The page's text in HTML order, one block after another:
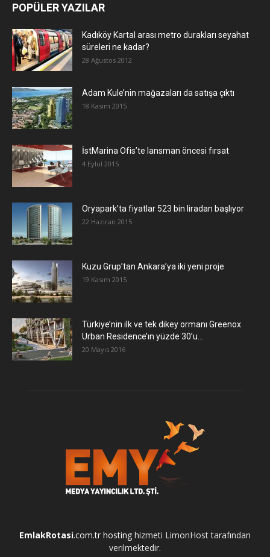
POPÜLER YAZILAR
Kadıköy Kartal arası metro durakları seyahat
süreleri ne kadar?
28 Ağustos 2012
Adam Kule’nin mağazaları da satışa çıktı
18 Kasım 2015
İstMarina Ofis’te lansman öncesi fırsat
4 Eylül 2015
Oryapark’ta fiyatlar 523 bin liradan başlıyor
22 Haziran 2015
​Kuzu Grup’tan Ankara’ya iki yeni proje
19 Kasım 2015
Türkiye’nin ilk ve tek dikey ormanı Greenox
Urban Residence’ın yüzde 30’u...
20 Mayıs 2016
EmlakRotasi.com.tr hosting hizmeti LimonHost tarafından
verilmektedir.